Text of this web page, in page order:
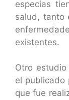
especias
salud, tanto
existentes.
Otro
el publicado
que fue